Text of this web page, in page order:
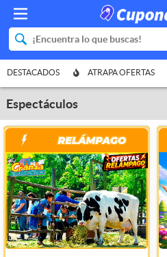
DESTACADOS ATRAPA OFERTAS
Espectáculos